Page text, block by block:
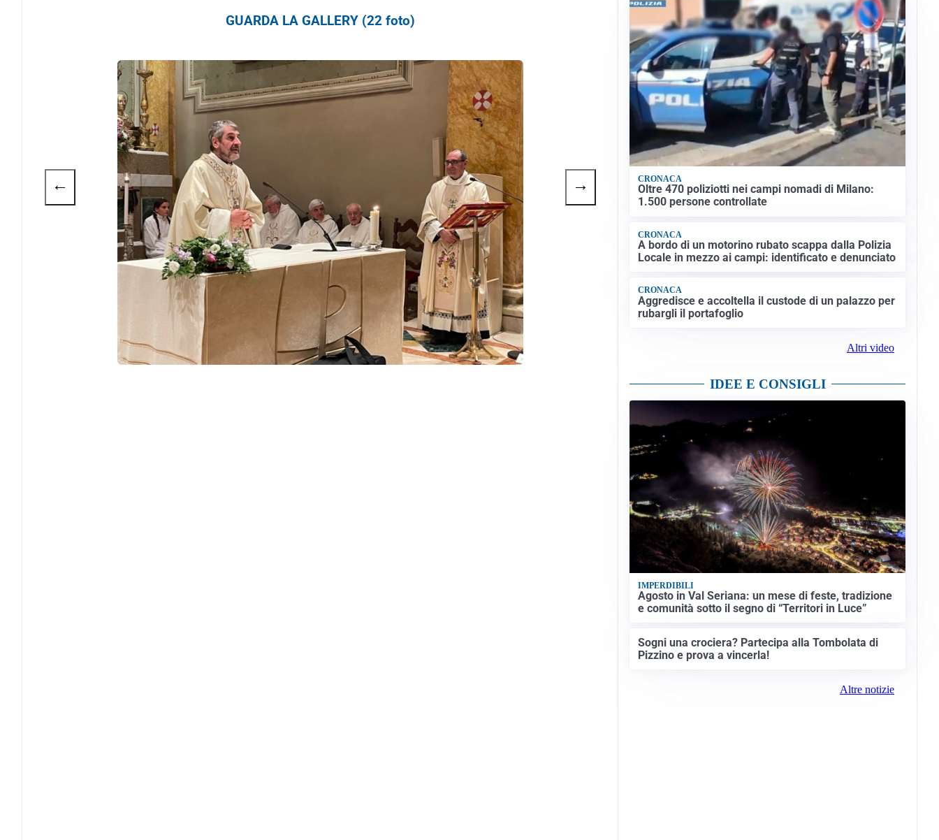
GUARDA LA GALLERY (22 foto)
← → CRONACA
Oltre 470 poliziotti nei campi nomadi di Milano:
1.500 persone controllate
CRONACA
A bordo di un motorino rubato scappa dalla Polizia
Locale in mezzo ai campi: identificato e denunciato
CRONACA
Aggredisce e accoltella il custode di un palazzo per
rubargli il portafoglio
Altri video
IDEE E CONSIGLI
IMPERDIBILI
Agosto in Val Seriana: un mese di feste, tradizione
e comunità sotto il segno di “Territori in Luce”
Sogni una crociera? Partecipa alla Tombolata di
Pizzino e prova a vincerla!
Altre notizie